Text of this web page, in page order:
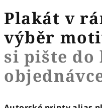
Plakát v
výběr
si pište do